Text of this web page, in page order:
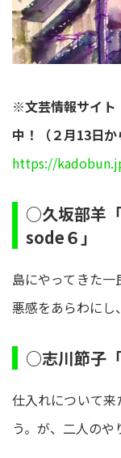
※文芸情報サイト
中！（２月13日か
https://
○久坂部羊
sode６」
島にやってきた
悪感をあらわに
○志川節子「
仕入れについて
う。が、二人のや